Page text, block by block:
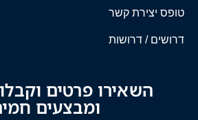
טופס יצירת קשר
דרושים / דרושות
השאירו פרטים
ומבצעים